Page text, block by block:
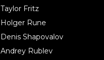
Taylor Fritz
Holger Rune
Denis Shapovalov
Andrey Rublev